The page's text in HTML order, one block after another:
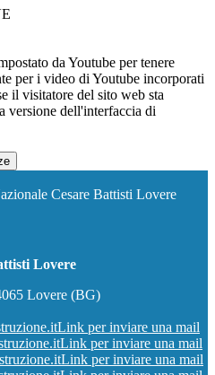
da Youtube per tenere
per i video di Youtube incorporati
il visitatore del sito web sta
versione dell'interfaccia di
Cesare Battisti Lovere
Lovere
Lovere (BG)
Link per inviare una mail
Link per inviare una mail
Link per inviare una mail